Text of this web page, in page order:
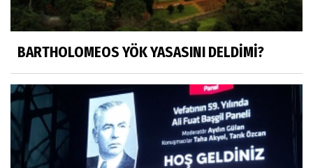
"Bir gecede millet cahil kaldı Alfabemiz
Sosyal medya
Gönenli Mehmet efendi kıssalarından biri
RIZK
Arşiv haberlerimiz
BARTHOLOMEOS YÖK YASASINI DELDİMİ?